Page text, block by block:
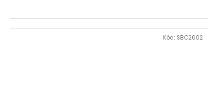
Kód: SBC2602